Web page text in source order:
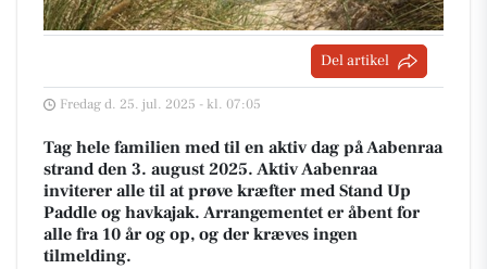
Del artikel
Fredag d. 25. jul. 2025 - kl. 07:05
Tag hele familien med til en aktiv dag på Aabenraa
strand den 3. august 2025. Aktiv Aabenraa
inviterer alle til at prøve kræfter med Stand Up
Paddle og havkajak. Arrangementet er åbent for
alle fra 10 år og op, og der kræves ingen
tilmelding.